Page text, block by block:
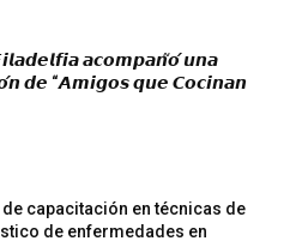
𝙖𝙘𝙤𝙢𝙥𝙖𝙣̃𝙤́ 𝙪𝙣𝙖
𝙙𝙚 “𝘼𝙢𝙞𝙜𝙤𝙨 𝙦𝙪𝙚 𝘾𝙤𝙘𝙞𝙣𝙖𝙣
capacitación en técnicas de
de enfermedades en